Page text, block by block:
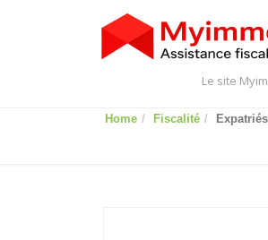
Le site
Home Fiscalité